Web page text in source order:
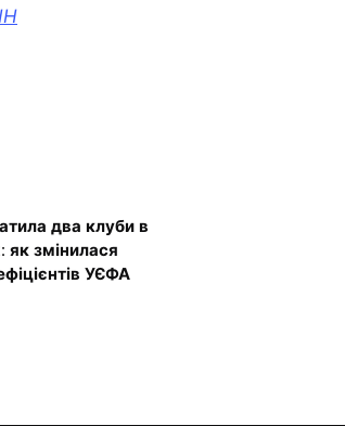
два клуби в
як змінилася
УЄФА